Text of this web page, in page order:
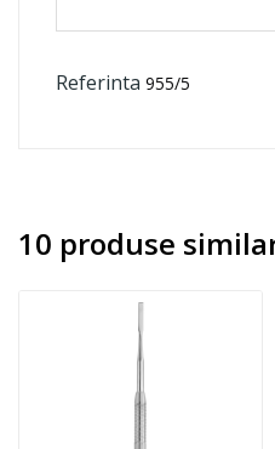
Referinta 955/5
10 produse